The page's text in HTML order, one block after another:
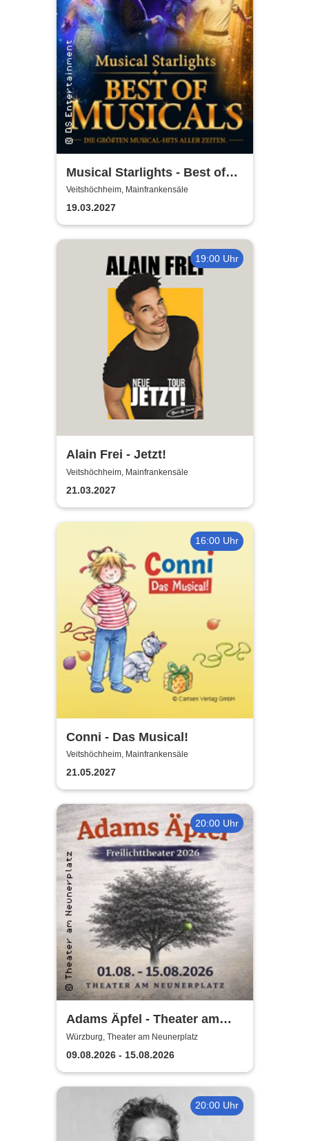
Musical Starlights - Best of
Musicals
Veitshöchheim, Mainfrankensäle
19.03.2027
19:00 Uhr
Alain Frei - Jetzt!
Veitshöchheim, Mainfrankensäle
21.03.2027
16:00 Uhr
Conni - Das Musical!
Veitshöchheim, Mainfrankensäle
21.05.2027
20:00 Uhr
Adams Äpfel - Theater am
Neunerplatz Würzburg
Würzburg, Theater am Neunerplatz
09.08.2026 - 15.08.2026
20:00 Uhr